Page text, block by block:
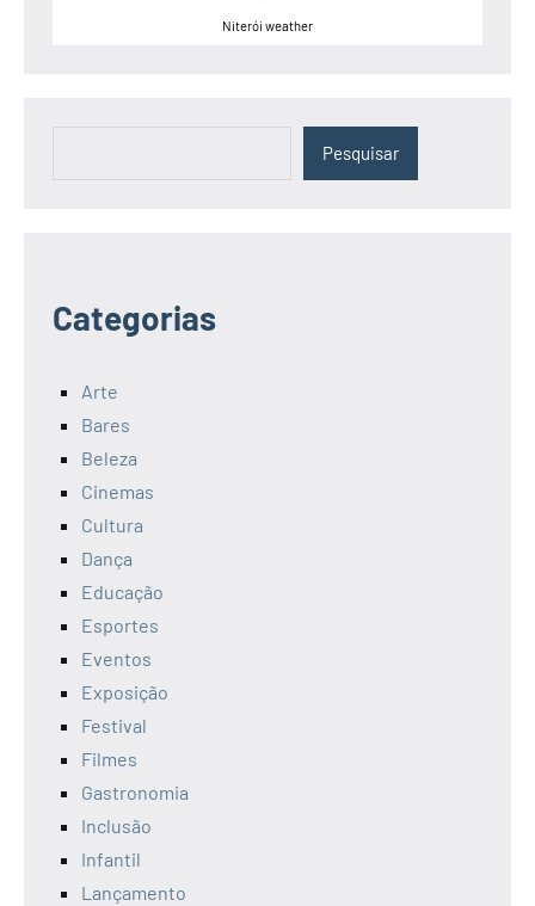
Niterói weather
Pesquisar
Categorias
Arte
Bares
Beleza
Cinemas
Cultura
Dança
Educação
Esportes
Eventos
Exposição
Festival
Filmes
Gastronomia
Inclusão
Infantil
Lançamento